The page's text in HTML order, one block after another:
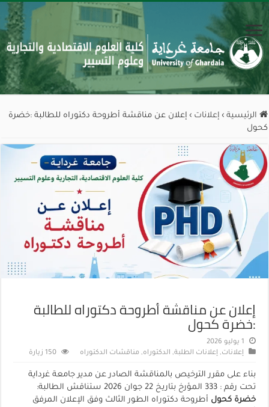
الرئيسية › إعلانات › إعلان عن مناقشة أطروحة دكتوراه للطالبة :خضرة
كحول
إعلان عن مناقشة أطروحة دكتوراه للطالبة
:خضرة كحول
1 يوليو 2026
إعلانات, إعلانات الطلبة, الدكتوراه, مناقشات الدكتوراه 150 زيارة
بناء على مقرر الترخيص بالمناقشة الصادر عن مدير جامعة غرداية
تحت رقم : 333 المؤرخ بتاريخ 22 جوان 2026 ستناقش الطالبة:
خضرة كحول أطروحة دكتوراه الطور الثالث وفق الإعلان المرفق